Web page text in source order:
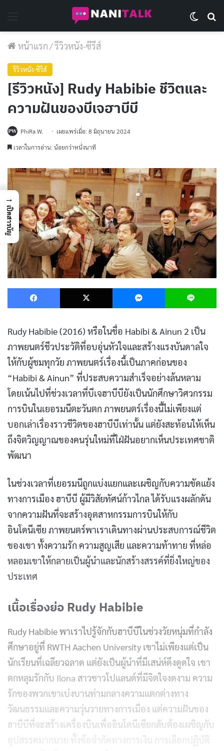
หน้าแรก/รีวิวหนัง-ซีรีส์
รีวิวหนัง-ซีรีส์
[รีวิวหนัง] Rudy Habibie ชีวิตและ
ความฝันของบีเจฮาบีบี
PhiRa W.
เผยแพร่เมื่อ: 8 มิถุนายน 2024
เวลาในการอ่าน: น้อยกว่าหนึ่งนาที
Facebook X Messenger
Rudy Habibie (2016) หรือในชื่อ Habibi & Ainun 2 เป็น
ภาพยนตร์ชีวประวัติที่อบอุ่นหัวใจและสร้างแรงบันดาลใจ
ให้กับผู้ชมทุกวัย ภาพยนตร์เรื่องนี้เป็นภาคก่อนของ
“Habibi & Ainun” ที่ประสบความสำเร็จอย่างล้นหลาม
โดยเน้นไปที่ช่วงเวลาที่บีเจฮาบีบียังเป็นนักศึกษาวิศวกรรม
การบินในเยอรมนีตะวันตก ภาพยนตร์เรื่องนี้ไม่เพียงแต่
บอกเล่าเรื่องราวชีวิตของฮาบีบีเท่านั้น แต่ยังสะท้อนให้เห็น
ถึงจิตวิญญาณของคนรุ่นใหม่ที่ใฝ่ฝันอยากเห็นประเทศชาติ
พัฒนา
ในช่วงเวลาที่เยอรมนีถูกแบ่งแยกและเผชิญกับความขัดแย้ง
ทางการเมือง ฮาบีบี ผู้มีวิสัยทัศน์ก้าวไกล ได้รับแรงผลักดัน
จากความฝันที่จะสร้างอุตสาหกรรมการบินให้กับ
อินโดนีเซีย ภาพยนตร์พาเราเดินทางผ่านประสบการณ์ชีวิต
ของเขา ทั้งความรัก ความสูญเสีย และความท้าทาย ที่หล่อ
หลอมเขาให้กลายเป็นผู้นำและนักสร้างสรรค์ที่ยิ่งใหญ่ของ
ประเทศ
เนื้อเรื่องย่อ Rudy Habibie
Rudy Habibie พาเราไปรู้จักกับฮาบีบีในช่วงวัยหนุ่มที่กำลัง
ศึกษาอยู่ที่ RWTH Aachen University เขาไม่เพียงแต่เป็น
นักเรียนที่เฉลียวฉลาด แต่ยังเป็นผู้นำที่มีเสน่ห์ดึงดูดใจ เขา
ตกหลุมรักกับ Ilona สาวชาวโปแลนด์ที่มีจิตใจงดงาม ความ
รักของพวกเขาเบ่งบานท่ามกลางความแตกต่างทาง
วัฒนธรรมและความวุ่นวายทางการเมือง แต่ความฝันของ
ฮาบีบีที่จะสร้างเครื่องบินเพื่ออินโดนีเซียกลับต้องเผชิญกับ
อุปสรรคมากมาย ทั้งข้อจำกัดทางการเงิน การเลือกปฏิบัติ
→
เปิดสารบัญ